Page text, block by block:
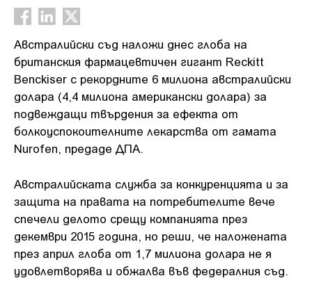
Австралийски съд наложи днес глоба на
британския фармацевтичен гигант Reckitt
Benckiser с рекордните 6 милиона австралийски
долара (4,4 милиона американски долара) за
подвеждащи твърдения за ефекта от
болкоуспокоителните лекарства от гамата
Nurofen, предаде ДПА.
Австралийската служба за конкуренцията и за
защита на правата на потребителите вече
спечели делото срещу компанията през
декември 2015 година, но реши, че наложената
през април глоба от 1,7 милиона долара не я
удовлетворява и обжалва във федералния съд.